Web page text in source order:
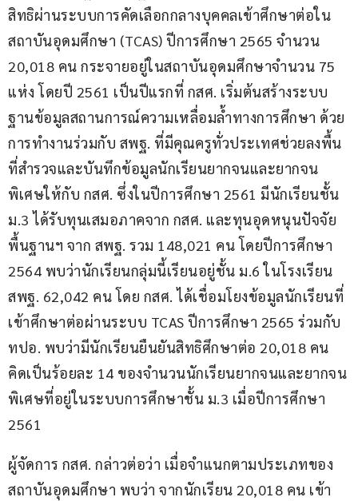
สิทธิผ่านระบบการคัดเลือกกลางบุคคลเข้าศึกษาต่อใน
สถาบันอุดมศึกษา (TCAS) ปีการศึกษา 2565 จำนวน
20,018 คน กระจายอยู่ในสถาบันอุดมศึกษาจำนวน 75
แห่ง โดยปี 2561 เป็นปีแรกที่ กสศ. เริ่มต้นสร้างระบบ
ฐานข้อมูลสถานการณ์ความเหลื่อมล้ำทางการศึกษา ด้วย
การทำงานร่วมกับ สพฐ. ที่มีคุณครูทั่วประเทศช่วยลงพื้น
ที่สำรวจและบันทึกข้อมูลนักเรียนยากจนและยากจน
พิเศษให้กับ กสศ. ซึ่งในปีการศึกษา 2561 มีนักเรียนชั้น
ม.3 ได้รับทุนเสมอภาคจาก กสศ. และทุนอุดหนุนปัจจัย
พื้นฐานฯ จาก สพฐ. รวม 148,021 คน โดยปีการศึกษา
2564 พบว่านักเรียนกลุ่มนี้เรียนอยู่ชั้น ม.6 ในโรงเรียน
สพฐ. 62,042 คน โดย กสศ. ได้เชื่อมโยงข้อมูลนักเรียนที่
เข้าศึกษาต่อผ่านระบบ TCAS ปีการศึกษา 2565 ร่วมกับ
ทปอ. พบว่ามีนักเรียนยืนยันสิทธิศึกษาต่อ 20,018 คน
คิดเป็นร้อยละ 14 ของจำนวนนักเรียนยากจนและยากจน
พิเศษที่อยู่ในระบบการศึกษาชั้น ม.3 เมื่อปีการศึกษา
2561
ผู้จัดการ กสศ. กล่าวต่อว่า เมื่อจำแนกตามประเภทของ
สถาบันอุดมศึกษา พบว่า จากนักเรียน 20,018 คน เข้า